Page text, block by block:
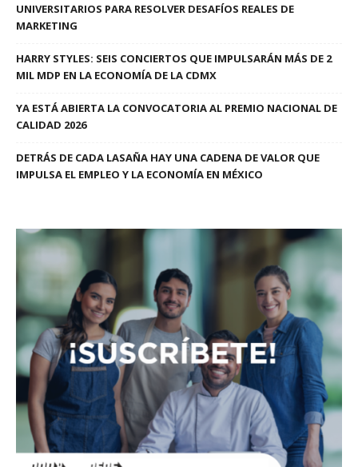
UNIVERSITARIOS PARA RESOLVER DESAFÍOS REALES DE
MARKETING
HARRY STYLES: SEIS CONCIERTOS QUE IMPULSARÁN MÁS DE 2
MIL MDP EN LA ECONOMÍA DE LA CDMX
YA ESTÁ ABIERTA LA CONVOCATORIA AL PREMIO NACIONAL DE
CALIDAD 2026
DETRÁS DE CADA LASAÑA HAY UNA CADENA DE VALOR QUE
IMPULSA EL EMPLEO Y LA ECONOMÍA EN MÉXICO